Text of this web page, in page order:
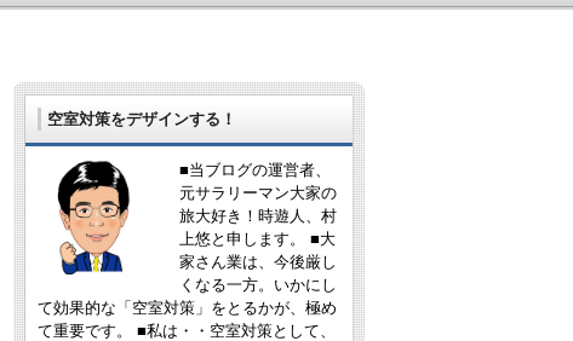
空室対策をデザインする！
■当ブログの運営者、
元サラリーマン大家の
旅大好き！時遊人、村
上悠と申します。 ■大
家さん業は、今後厳し
くなる一方。いかにし
て効果的な「空室対策」をとるかが、極め
て重要です。 ■私は・・空室対策として、